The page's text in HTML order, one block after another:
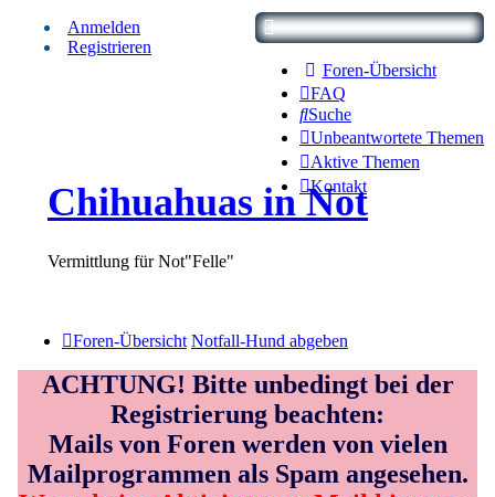
Foren-Übersicht
FAQ
Suche
Unbeantwortete Themen
Aktive Themen
Kontakt
Anmelden
Registrieren
Chihuahuas in Not
Vermittlung für Not"Felle"
Foren-Übersicht Notfall-Hund abgeben
ACHTUNG! Bitte unbedingt bei der
Registrierung beachten:
Mails von Foren werden von vielen
Mailprogrammen als Spam angesehen.